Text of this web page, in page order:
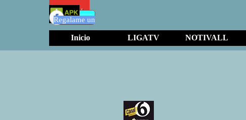
Inicio LIGATV NOTIVALL
Regalame un